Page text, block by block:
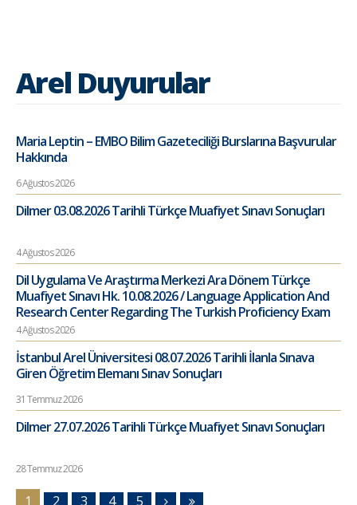
Arel Duyurular
Maria Leptin – EMBO Bilim Gazeteciliği Burslarına Başvurular
Hakkında
6 Ağustos 2026
Dilmer 03.08.2026 Tarihli Türkçe Muafiyet Sınavı Sonuçları
4 Ağustos 2026
Dil Uygulama Ve Araştırma Merkezi Ara Dönem Türkçe
Muafiyet Sınavı Hk. 10.08.2026 / Language Application And
Research Center Regarding The Turkish Proficiency Exam
4 Ağustos 2026
İstanbul Arel Üniversitesi 08.07.2026 Tarihli İlanla Sınava
Giren Öğretim Elemanı Sınav Sonuçları
31 Temmuz 2026
Dilmer 27.07.2026 Tarihli Türkçe Muafiyet Sınavı Sonuçları
28 Temmuz 2026
1 2 3 4 5